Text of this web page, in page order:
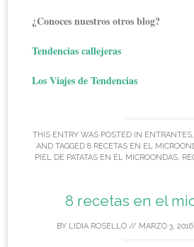
¿Conoces nuestros otros blog?
Tendencias callejeras
Los Viajes de Tendencias
THIS ENTRY WAS POSTED IN ENTRANTES,
AND TAGGED 8 RECETAS EN EL
PIEL DE PATATAS EN EL MICROONDAS,
8 recetas en el
BY LIDIA ROSELLÓ// MARZO 3, 2016